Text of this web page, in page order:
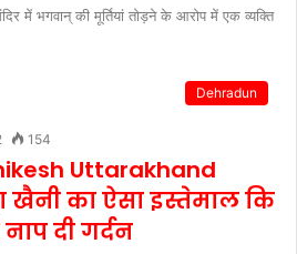
में भगवान् की मूर्तियां तोड़ने के आरोप में एक व्यक्ति
Dehradun
154
Uttarakhand
खैनी का ऐसा इस्तेमाल कि
दी गर्दन